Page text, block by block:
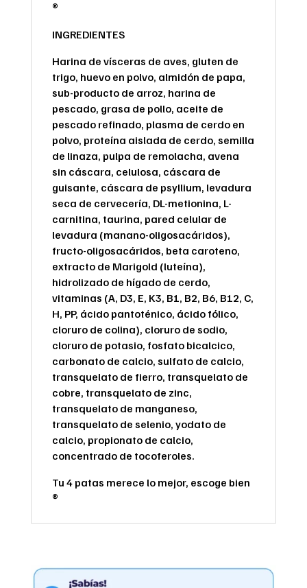
®
INGREDIENTES
Harina de vísceras de aves, gluten de
trigo, huevo en polvo, almidón de papa,
sub-producto de arroz, harina de
pescado, grasa de pollo, aceite de
pescado refinado, plasma de cerdo en
polvo, proteína aislada de cerdo, semilla
de linaza, pulpa de remolacha, avena
sin cáscara, celulosa, cáscara de
guisante, cáscara de psyllium, levadura
seca de cervecería, DL-metionina, L-
carnitina, taurina, pared celular de
levadura (manano-oligosacáridos),
fructo-oligosacáridos, beta caroteno,
extracto de Marigold (luteína),
hidrolizado de hígado de cerdo,
vitaminas (A, D3, E, K3, B1, B2, B6, B12, C,
H, PP, ácido pantoténico, ácido fólico,
cloruro de colina), cloruro de sodio,
cloruro de potasio, fosfato bicalcico,
carbonato de calcio, sulfato de calcio,
transquelato de fierro, transquelato de
cobre, transquelato de zinc,
transquelato de manganeso,
transquelato de selenio, yodato de
calcio, propionato de calcio,
concentrado de tocoferoles.
Tu 4 patas merece lo mejor, escoge bien
®